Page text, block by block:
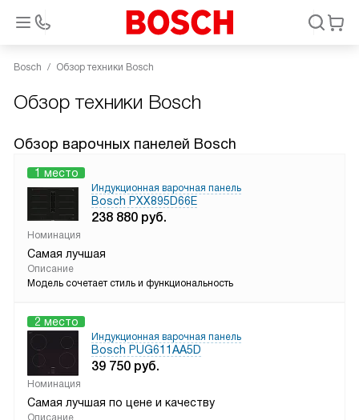
Bosch Обзор техники Bosch
Обзор техники Bosch
Обзор варочных панелей Bosch
1 место
Индукционная варочная панель
Bosch PXX895D66E
238 880 руб.
Номинация
Самая лучшая
Описание
Модель сочетает стиль и функциональность
2 место
Индукционная варочная панель
Bosch PUG611AA5D
39 750 руб.
Номинация
Самая лучшая по цене и качеству
Описание